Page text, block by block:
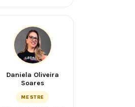
Daniela Oliveira
Soares
MESTRE